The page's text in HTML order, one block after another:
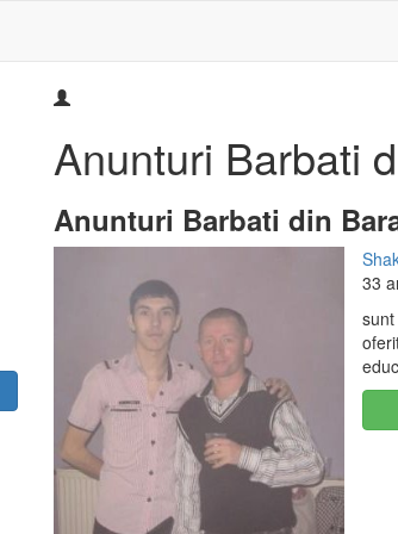
Anunturi Barbati
Anunturi Barbati din
33